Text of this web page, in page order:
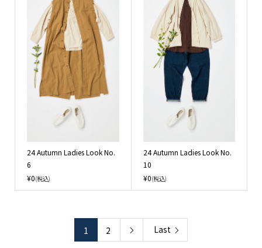
24 Autumn Ladies Look No.
6
¥0(税込)
24 Autumn Ladies Look No.
10
¥0(税込)
1 2  Last